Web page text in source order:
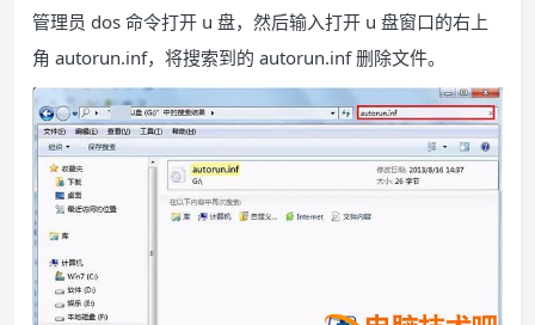
管理员 dos 命令打开 u 盘，然后输入打开 u 盘窗口的右上
角 autorun.inf，将搜索到的 autorun.inf 删除文件。